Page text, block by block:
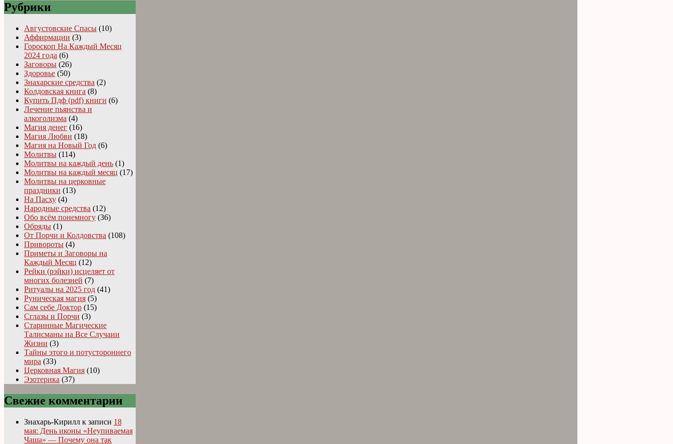
Рубрики
Августовские Спасы (10)
Аффирмации (3)
Гороскоп На Каждый Месяц
2024 года (6)
Заговоры (26)
Здоровье (50)
Знахарские средства (2)
Колдовская книга (8)
Купить Пдф (pdf) книги (6)
Лечение пьянства и
алкоголизма (4)
Магия денег (16)
Магия Любви (18)
Магия на Новый Год (6)
Молитвы (114)
Молитвы на каждый день (1)
Молитвы на каждый месяц (17)
Молитвы на церковные
праздники (13)
На Пасху (4)
Народные средства (12)
Обо всём понемногу (36)
Обряды (1)
От Порчи и Колдовства (108)
Привороты (4)
Приметы и Заговоры на
Каждый Месяц (12)
Рейки (рэйки) исцеляет от
многих болезней (7)
Ритуалы на 2025 год (41)
Руническая магия (5)
Сам себе Доктор (15)
Сглазы и Порчи (3)
Старинные Магические
Талисманы на Все Случаии
Жизни (3)
Тайны этого и потустороннего
мира (33)
Церковная Магия (10)
Эзотерика (37)
Свежие комментарии
Знахарь-Кирилл к записи 18
мая: День иконы «Неупиваемая
Чаша» — Почему она так